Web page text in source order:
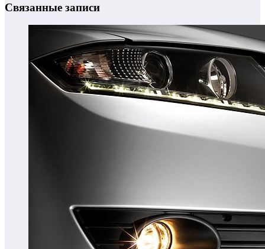
Связанные записи